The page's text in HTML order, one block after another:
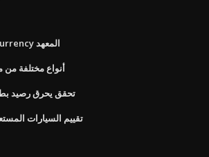
الرسوم البيانية cryptocurrency المعهد
أنواع مختلفة من
تحقق يحرق رصيد
تقييم السيارات